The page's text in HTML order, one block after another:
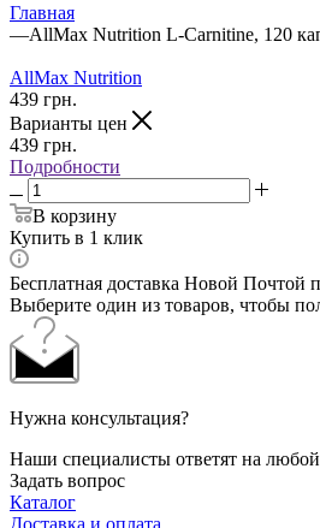
Главная
—AllMax Nutrition L-Carnitine, 120
AllMax Nutrition
439 грн.
Варианты цен
439 грн.
Подробности
В корзину
Купить в 1 клик
Бесплатная доставка Новой Почтой
Выберите один из товаров, чтобы
Нужна консультация?
Наши специалисты ответят на
Задать вопрос
Каталог
Доставка и оплата